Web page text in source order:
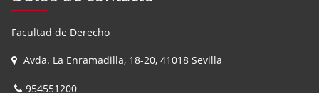
Facultad de Derecho
Avda. La Enramadilla, 18-20, 41018 Sevilla
954551200